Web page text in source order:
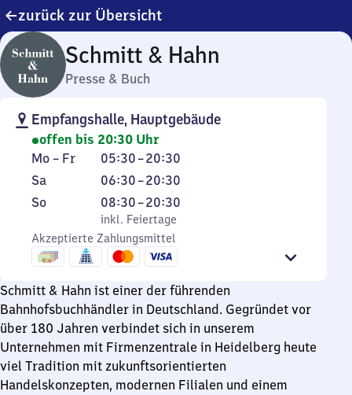
zurück zur Übersicht
Schmitt & Hahn
Presse & Buch
Empfangshalle, Hauptgebäude
offen bis 20:30 Uhr
Montag
bis
Freitag
Mo – Fr 05:30–20:30
Von
5
Uhr
30
bis
20
Uhr
30
Samstag
Sa 06:30–20:30
Von
6
Uhr
30
bis
Uhr
30
Sonntag
So,
inkl. Feiertage
08:30–20:30
Von
8
Uhr
30
20
Uhr
30
inkl. Feiertage
Akzeptierte Zahlungsmittel
Schmitt & Hahn ist einer der führenden
Bahnhofsbuchhändler in Deutschland. Gegründet vor
über 180 Jahren verbindet sich in unserem
Unternehmen mit Firmenzentrale in Heidelberg heute
viel Tradition mit zukunftsorientierten
Handelskonzepten, modernen Filialen und einem